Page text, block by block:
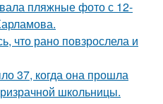
пляжные фото с 12-
что рано повзрослела и
37, когда она прошла
школьницы.